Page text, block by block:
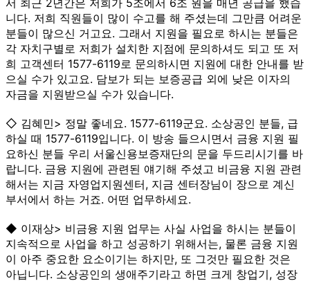
니다. 저희 직원들이 많이 수고를 해 주셨는데 그만큼 어려운
분들이 많으신 거고요. 그래서 지원을 필요로 하시는 분들은
각 자치구별로 저희가 설치한 지점에 문의하셔도 되고 또 저
희 고객센터 1577-6119로 문의하시면 지원에 대한 안내를 받
으실 수가 있고요. 담보가 되는 보증공급 외에 낮은 이자의
자금을 지원받으실 수가 있습니다.
◇ 김혜민> 정말 좋네요. 1577-6119군요. 소상공인 분들, 급
하실 때 1577-6119입니다. 이 방송 들으시면서 금융 지원 필
요하신 분들 우리 서울신용보증재단의 문을 두드리시기를 바
랍니다. 금융 지원에 관련된 얘기해 주셨고 비금융 지원 관련
해서는 지금 자영업지원센터, 지금 센터장님이 장으로 계신
부서에서 하는 거죠. 어떤 업무하세요.
◆ 이재상> 비금융 지원 업무는 사실 사업을 하시는 분들이
지속적으로 사업을 하고 성공하기 위해서는, 물론 금융 지원
이 아주 중요한 요소이기는 하지만, 또 그것만 필요한 것은
아닙니다. 소상공인의 생애주기라고 하면 크게 창업기, 성장